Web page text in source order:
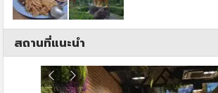
สถานที่แนะนำ